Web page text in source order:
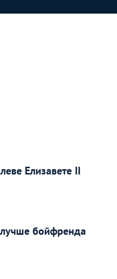
Елизавете II
бойфренда